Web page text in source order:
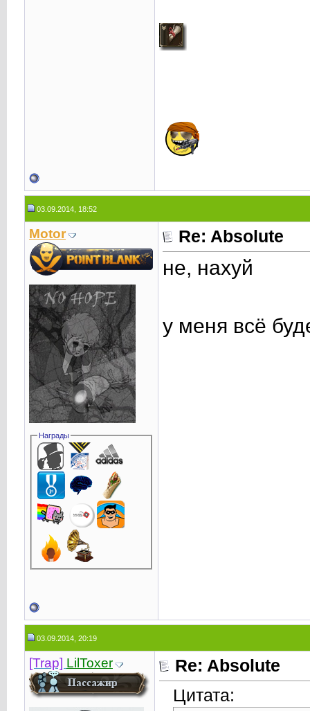
03.09.2014, 18:52
Motor
Награды
Re: Absolute
не, нахуй
у меня всё
03.09.2014, 20:19
[Trap] LilToxer
Re: Absolute
Цитата: